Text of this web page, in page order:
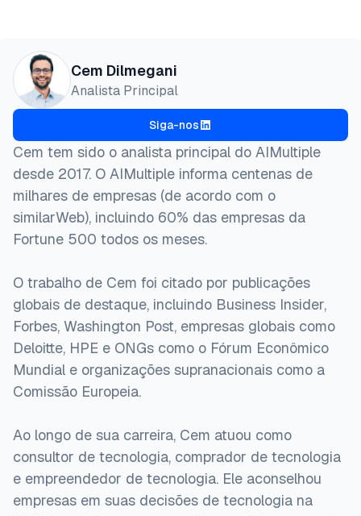
Cem Dilmegani
Analista Principal
Siga-nos
Cem tem sido o analista principal do AIMultiple
desde 2017. O AIMultiple informa centenas de
milhares de empresas (de acordo com o
similarWeb), incluindo 60% das empresas da
Fortune 500 todos os meses.
O trabalho de Cem foi citado por publicações
globais de destaque, incluindo Business Insider,
Forbes, Washington Post, empresas globais como
Deloitte, HPE e ONGs como o Fórum Econômico
Mundial e organizações supranacionais como a
Comissão Europeia.
Ao longo de sua carreira, Cem atuou como
consultor de tecnologia, comprador de tecnologia
e empreendedor de tecnologia. Ele aconselhou
empresas em suas decisões de tecnologia na